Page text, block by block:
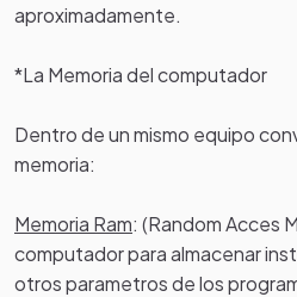
aproximadamente.
*La Memoria del computador
Dentro de un mismo equipo
memoria:
Memoria Ram: (Random Acces
computador para almacenar
otros parametros de los